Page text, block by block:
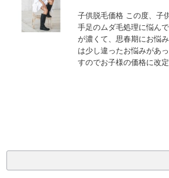
子供脱毛価格 この度、子
手足のムダ毛処理に悩ん
が濃くて、思春期にお悩
は少し違ったお悩みがあ
すのでお子様の価格に改